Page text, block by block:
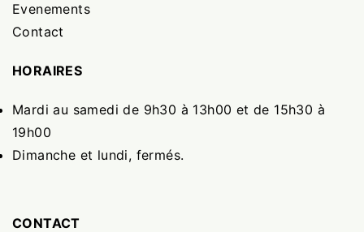
Evenements
Contact
HORAIRES
Mardi au samedi de 9h30 à 13h00 et de 15h30 à
19h00
Dimanche et lundi, fermés.
CONTACT